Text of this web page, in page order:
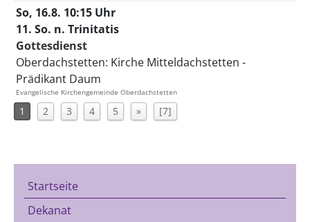
So, 16.8. 10:15 Uhr
11. So. n. Trinitatis
Gottesdienst
Oberdachstetten: Kirche Mitteldachstetten
Prädikant Daum
Evangelische Kirchengemeinde Oberdachstetten
1 2 3 4 5 » [7]
Startseite
Dekanat